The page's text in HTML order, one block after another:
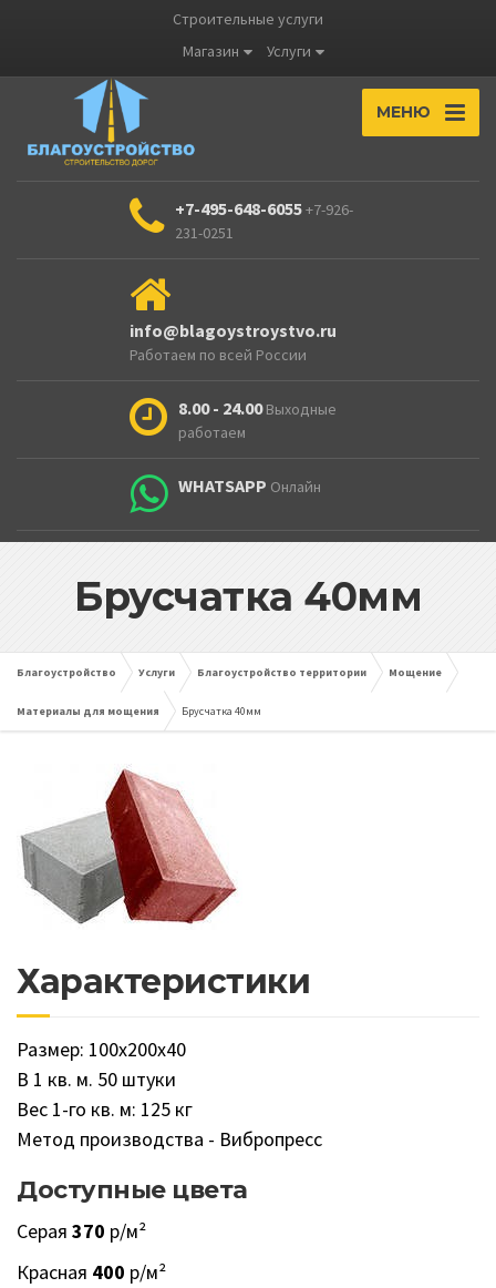
Строительные услуги
Магазин
Услуги
МЕНЮ
+7-495-648-6055+7-926-
231-0251
info@blagoystroystvo.ru
Работаем по всей России
8.00 - 24.00 Выходные
работаем
WHATSAPP Онлайн
Брусчатка 40мм
Благоустройство Услуги Благоустройство территории Мощение
Материалы для мощения Брусчатка 40мм
Характеристики
Размер: 100х200х40
В 1 кв. м. 50 штуки
Вес 1-го кв. м: 125 кг
Метод производства - Вибропресс
Доступные цвета
Серая 370 р/м²
Красная 400 р/м²